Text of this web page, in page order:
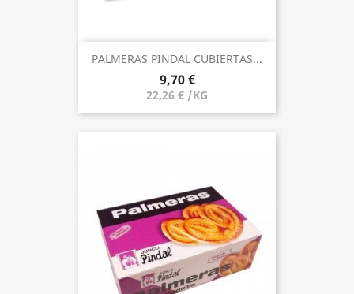
PALMERAS PINDAL CUBIERTAS...
9,70 €
22,26 € /KG